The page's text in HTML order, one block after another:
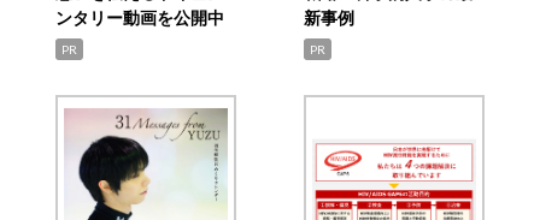
ンタリー動画を公開中
PR
新事例
PR